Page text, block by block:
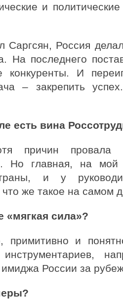
и
Саргсян, Россия
На последнего
конкуренты. И
– закрепить
есть вина
причин
Но главная, на
и у
же такое на самом
«мягкая сила»?
примитивно и
инструментариев,
имиджа России за